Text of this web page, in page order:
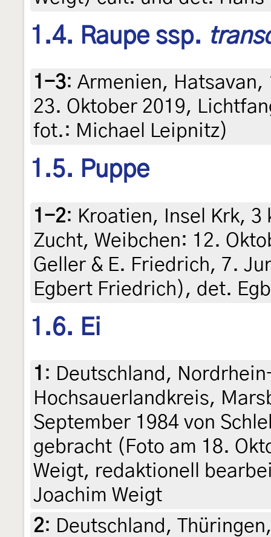
1.4. Raupe ssp.
1-3: Armenien,
23. Oktober 2019,
fot.: Michael Leipnitz)
1.5. Puppe
1-2: Kroatien, Insel Krk,
Zucht, Weibchen: 12.
Geller & E. Friedrich, 7.
Egbert Friedrich), det.
1.6. Ei
1 : Deutschland,
Hochsauerlandkreis,
September 1984 von
gebracht (Foto am 18.
Weigt, redaktionell
Joachim Weigt
2: Deutschland,